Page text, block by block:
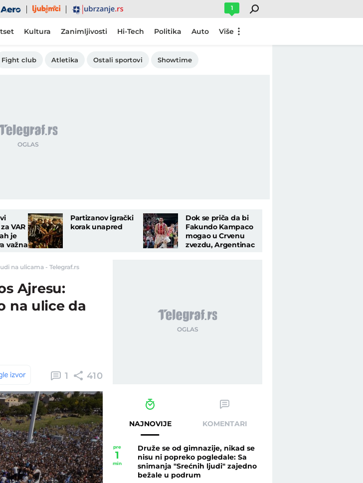
Aero Ljubimci Ubrzanje 1
Kultura Zanimljivosti Hi-Tech Politika Auto Više
Fight club Atletika Ostali sportovi Showtime
VAR
je
važna
Partizanov igrački
korak unapred
Dok se priča da bi
Fakundo Kampaco
mogao u Crvenu
zvezdu, Argentinac
na ulicama - Telegraf.rs
Ajresu:
na ulice da
1 410
NAJNOVIJE KOMENTARI
pre
1
min
Druže se od gimnazije, nikad se
nisu ni popreko pogledale: Sa
snimanja "Srećnih ljudi" zajedno
bežale u podrum